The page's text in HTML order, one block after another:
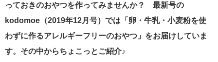
っておきのおやつを作ってみませんか？ 最新号の
kodomoe（2019年12月号）では「卵・牛乳・小麦粉を使
わずに作るアレルギーフリーのおやつ」をお届けしていま
す。その中からちょこっとご紹介♪